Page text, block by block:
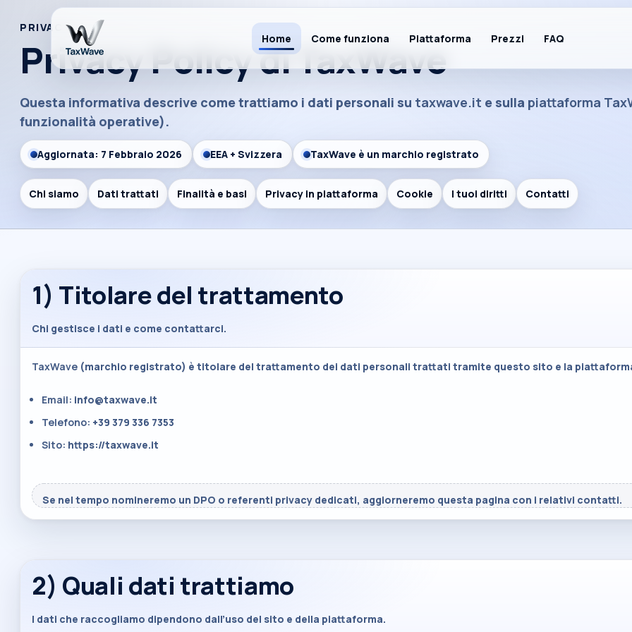
Home Come funziona Piattaforma Prezzi FAQ
Naviga le funzionalità principali senza perdere il contesto
Dashboard live
Grafici realtime e snapshot
🧾 Fatture illimitate
Elettroniche + import/export
Simulatore tasse 🔐 Area clienti
PRIVACY
Privacy Policy di TaxWave
Questa informativa descrive come trattiamo i dati personali su taxwave.it e sulla piattaforma
funzionalità operative).
Aggiornata: 7 Febbraio 2026 EEA + Svizzera TaxWave è un marchio registrato
Chi siamo Dati trattati Finalità e basi Privacy in piattaforma Cookie I tuoi diritti Contatti
1) Titolare del trattamento
Chi gestisce i dati e come contattarci.
TaxWave (marchio registrato) è titolare del trattamento dei dati personali trattati tramite questo sito e la
Email: info@taxwave.it
Telefono: +39 379 336 7353
Sito: https://taxwave.it
Se nel tempo nomineremo un DPO o referenti privacy dedicati, aggiorneremo questa pagina con i relativi contatti.
2) Quali dati trattiamo
I dati che raccogliamo dipendono dall’uso del sito e della piattaforma.